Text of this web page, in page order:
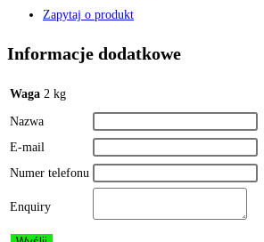
Zapytaj o produkt
Informacje dodatkowe
Waga 2 kg
Nazwa
E-mail
Numer telefonu
Enquiry